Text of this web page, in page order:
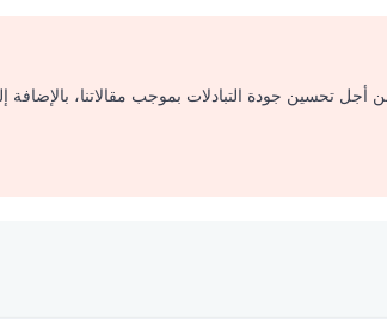
أجل تحسين جودة التبادلات بموجب مقالاتنا،